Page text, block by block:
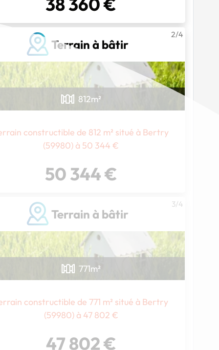
Chargement...
Terrain à bâtir
2/4
812m²
constructible de 812 m² situé à Bertry
(59980) à 50 344 €
50 344 €
Terrain à bâtir
3/4
771m²
constructible de 771 m² situé à Bertry
(59980) à 47 802 €
47 802 €